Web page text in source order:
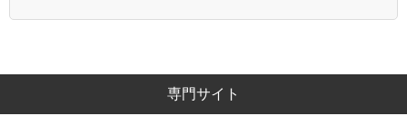
専門サイト